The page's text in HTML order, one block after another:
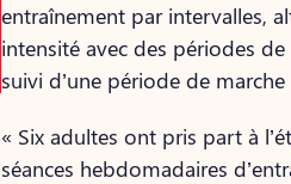
entraînement par intervalles,
intensité avec des périodes
suivi d’une période de
« Six adultes ont pris part à
séances hebdomadaires